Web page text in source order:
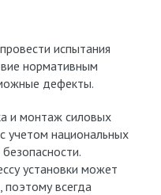
испытания
нормативным
дефекты.
и монтаж силовых
учетом национальных
установки может
поэтому всегда